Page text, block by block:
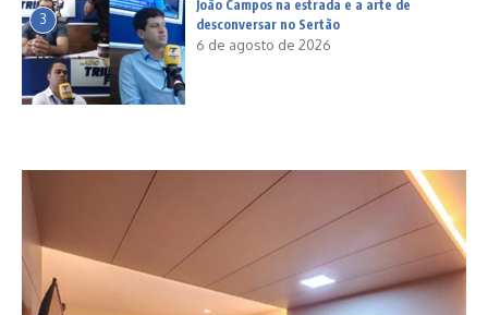
3
João Campos na estrada e a arte de
desconversar no Sertão
6 de agosto de 2026